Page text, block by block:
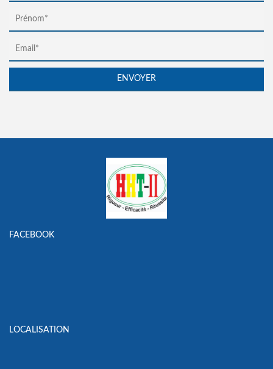
FACEBOOK
LOCALISATION